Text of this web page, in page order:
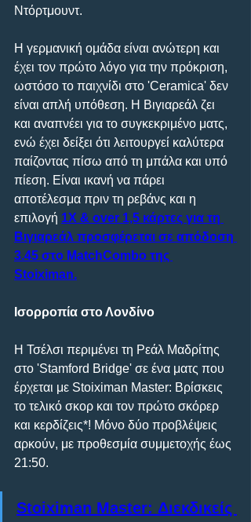
Ντόρτμουντ.
Η γερμανική ομάδα είναι ανώτερη και
έχει τον πρώτο λόγο για την πρόκριση,
ωστόσο το παιχνίδι στο 'Ceramica' δεν
είναι απλή υπόθεση. Η Βιγιαρεάλ ζει
και αναπνέει για το συγκεκριμένο ματς,
ενώ έχει δείξει ότι λειτουργεί καλύτερα
παίζοντας πίσω από τη μπάλα και υπό
πίεση. Είναι ικανή να πάρει
αποτέλεσμα πριν τη ρεβάνς και η
επιλογή 1Χ & over 1,5 κάρτες για τη
Βιγιαρεάλ προσφέρεται σε απόδοση
3.45 στο MatchCombo της
Stoiximan.
Ισορροπία στο Λονδίνο
Η Τσέλσι περιμένει τη Ρεάλ Μαδρίτης
στο 'Stamford Bridge' σε ένα ματς που
έρχεται με Stoiximan Master: Βρίσκεις
το τελικό σκορ και τον πρώτο σκόρερ
και κερδίζεις*! Μόνο δύο προβλέψεις
αρκούν, με προθεσμία συμμετοχής έως
21:50.
Stoiximan Master: Διεκδικείς